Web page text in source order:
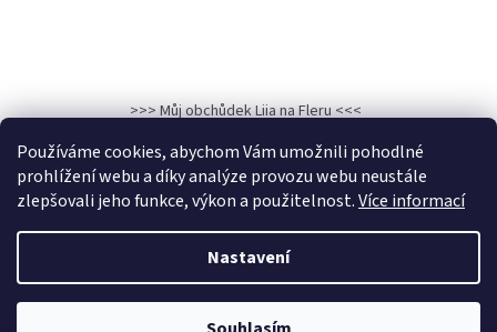
Používáme cookies, abychom Vám umožnili pohodlné
prohlížení webu a díky analýze provozu webu neustále
zlepšovali jeho funkce, výkon a použitelnost.Více informací
Nastavení
>>> Můj obchůdek Liia na Fleru <<<
Copyright 2026Dobrodružné knižní boxy. Všechna práva